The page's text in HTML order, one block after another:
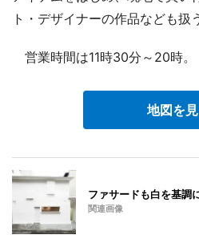
ト・デザイナーの作品なども扱
営業時間は11時30分～20時。
地図を
ファサードも白を基調
関連画像